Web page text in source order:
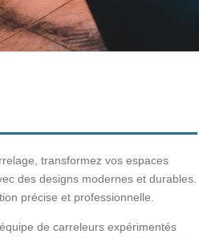
transformez vos espaces
des designs modernes et durables.
précise et professionnelle.
de carreleurs expérimentés